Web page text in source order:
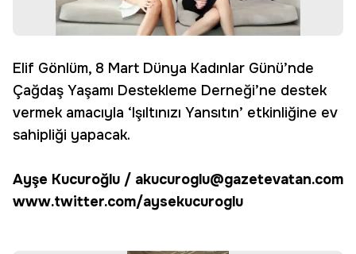
Elif Gönlüm, 8 Mart Dünya Kadınlar Günü’nde
Çağdaş Yaşamı Destekleme Derneği’ne destek
vermek amacıyla ‘Işıltınızı Yansıtın’ etkinliğine ev
sahipliği yapacak.
Ayşe Kucuroğlu / akucuroglu@gazetevatan.com
www.twitter.com/aysekucuroglu